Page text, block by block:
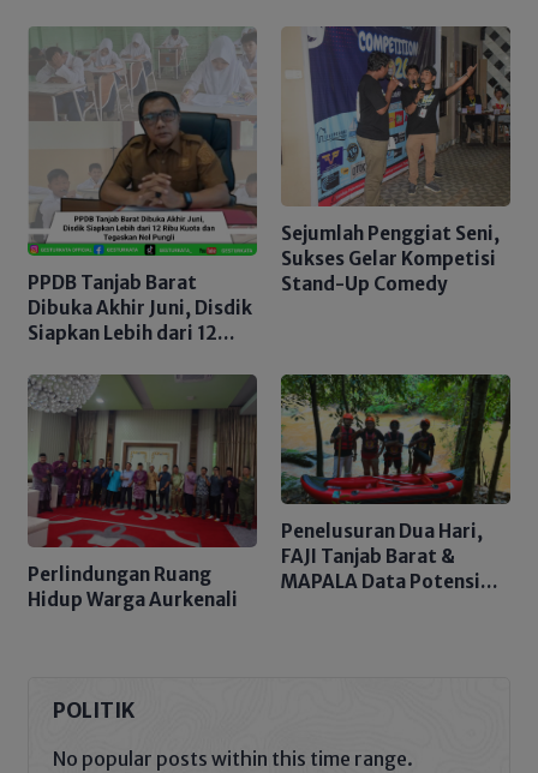
PPDB Tanjab Barat
Dibuka Akhir Juni, Disdik
Siapkan Lebih dari 12
Tegaskan Nol Pungli
Sejumlah Penggiat Seni,
Sukses Gelar Kompetisi
Stand-Up Comedy
Perlindungan Ruang
Hidup Warga Aurkenali
Penelusuran Dua Hari,
FAJI Tanjab Barat &
MAPALA Data Potensi
POLITIK
No popular posts within this time range.